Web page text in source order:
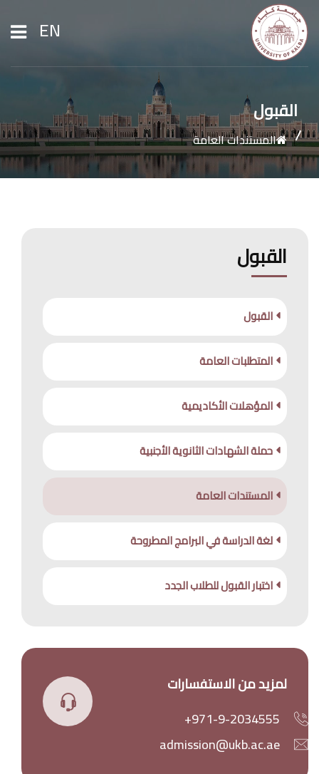
EN
عن الجامعة
القبول
المستندات العامة
القبول
القبول
المتطلبات العامة
المؤهلات الأكاديمية
حملة الشهادات الثانوية الأجنبية
المستندات العامة
لغة الدراسة في البرامج المطروحة
اختبار القبول للطلاب الجدد
لمزيد من الاستفسارات
+971-9-2034555
admission@ukb.ac.ae